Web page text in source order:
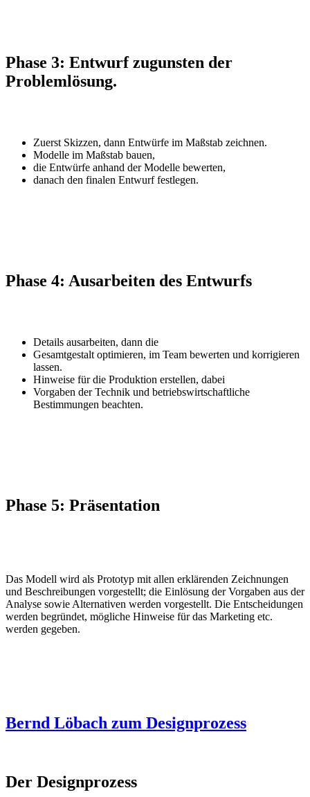
Phase 3: Entwurf zugunsten der
Problemlösung.
Zuerst Skizzen, dann Entwürfe im Maßstab zeichnen.
Modelle im Maßstab bauen,
die Entwürfe anhand der Modelle bewerten,
danach den finalen Entwurf festlegen.
Phase 4: Ausarbeiten des Entwurfs
Details ausarbeiten, dann die
Gesamtgestalt optimieren, im Team bewerten und korrigieren
lassen.
Hinweise für die Produktion erstellen, dabei
Vorgaben der Technik und betriebswirtschaftliche
Bestimmungen beachten.
Phase 5: Präsentation
Das Modell wird als Prototyp mit allen erklärenden Zeichnungen
und Beschreibungen vorgestellt; die Einlösung der Vorgaben aus der
Analyse sowie Alternativen werden vorgestellt. Die Entscheidungen
werden begründet, mögliche Hinweise für das Marketing etc.
werden gegeben.
Bernd Löbach zum Designprozess
Der Designprozess